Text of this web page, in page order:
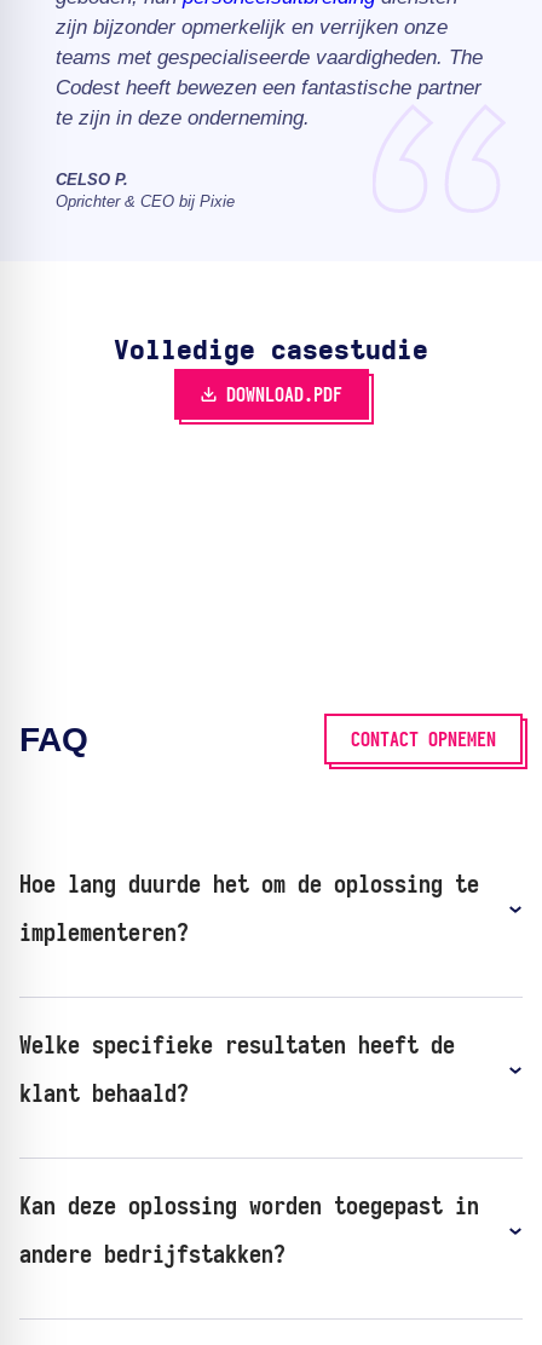
zijn bijzonder opmerkelijk en verrijken onze
teams met gespecialiseerde vaardigheden. The
Codest heeft bewezen een fantastische partner
te zijn in deze onderneming.
CELSO P.
Oprichter & CEO bij Pixie
Volledige casestudie
DOWNLOAD.PDF
FAQ CONTACT OPNEMEN
Hoe lang duurde het om de oplossing te
implementeren?
Welke specifieke resultaten heeft de
klant behaald?
Kan deze oplossing worden toegepast in
andere bedrijfstakken?